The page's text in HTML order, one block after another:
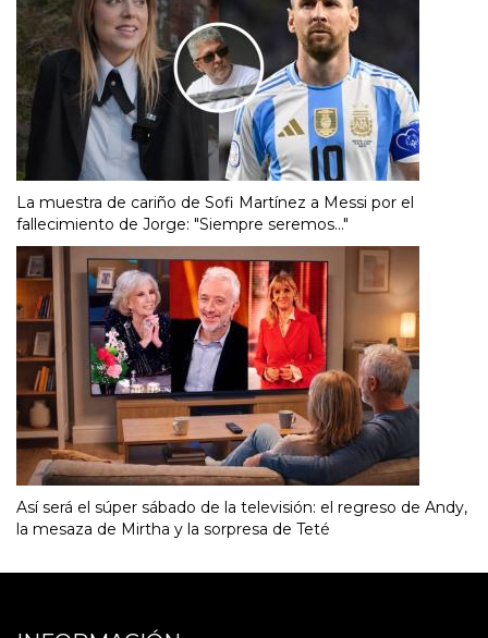
La muestra de cariño de Sofi Martínez a Messi por el
fallecimiento de Jorge: "Siempre seremos..."
Así será el súper sábado de la televisión: el regreso de Andy,
la mesaza de Mirtha y la sorpresa de Teté